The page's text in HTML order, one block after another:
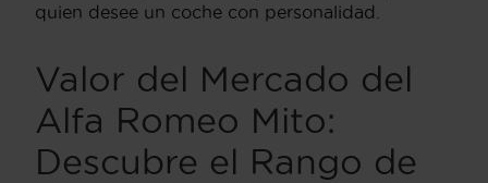
quien desee un coche con personalidad.
Valor del Mercado del
Alfa Romeo Mito:
Descubre el Rango de